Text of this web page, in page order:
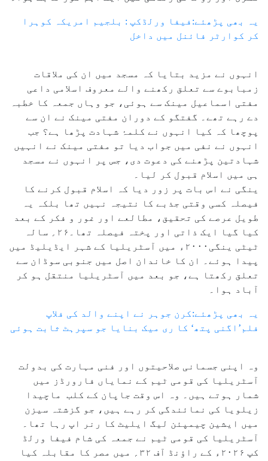
یہ بھی پڑھئے:فیفا ورلڈکپ : بلجیم امریکہ کوہرا
کر کوارٹر فائنل میں داخل
انہوں نے مزید بتایا کہ مسجد میں ان کی ملاقات
زمبابوے سے تعلق رکھنے والے معروف اسلامی داعی
مفتی اسماعیل مینک سے ہوئی، جو وہاں جمعہ کا خطبہ
دے رہے تھے۔ گفتگو کے دوران مفتی مینک نے ان سے
پوچھا کہ کیا انہوں نے کلمۂ شہادت پڑھا ہے؟ جب
انہوں نے نفی میں جواب دیا تو مفتی مینک نے انہیں
شہادتین پڑھنے کی دعوت دی، جس پر انہوں نے مسجد
ہی میں اسلام قبول کر لیا۔
ینگی نے اس بات پر زور دیا کہ اسلام قبول کرنے کا
فیصلہ کسی وقتی جذبے کا نتیجہ نہیں تھا بلکہ یہ
طویل عرصے کی تحقیق، مطالعے اور غور و فکر کے بعد
کیا گیا ایک ذاتی اور پختہ فیصلہ تھا۔۲۶؍ سالہ
ٹیٹی ینگی۲۰۰۰ء میں آسٹریلیا کے شہر ایڈیلیڈ میں
پیدا ہوئے۔ ان کا خاندان اصل میں جنوبی سوڈان سے
تعلق رکھتا ہے، جو بعد میں آسٹریلیا منتقل ہو کر
آباد ہوا۔
یہ بھی پڑھئے:کرن جوہر نے اپنے والد کی فلاپ
فلم’اگنی پتھ‘ کا ری میک بنایا جو سپرہٹ ثابت ہوئی
وہ اپنی جسمانی صلاحیتوں اور فنی مہارت کی بدولت
آسٹریلیا کی قومی ٹیم کے نمایاں فارورڈز میں
شمار ہوتے ہیں۔ وہ اس وقت جاپان کے کلب ماچیدا
زیلویا کی نمائندگی کر رہے ہیں، جو گزشتہ سیزن
میں ایشین چیمپئن لیگ ایلیٹ کا رنر اپ رہا تھا۔
آسٹریلیا کی قومی ٹیم نے جمعہ کی شام فیفا ورلڈ
کپ ۲۰۲۶ء کے راؤنڈ آف ۳۲؍ میں مصر کا مقابلہ کیا